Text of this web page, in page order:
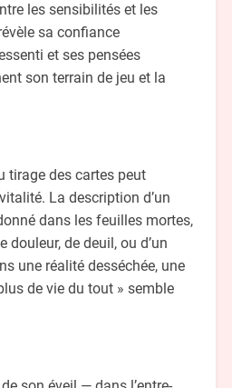
les sensibilités et les
sa confiance
et ses pensées
son terrain de jeu et la
tirage des cartes peut
La description d’un
dans les feuilles mortes,
douleur, de deuil, ou d’un
une réalité desséchée, une
de vie du tout » semble